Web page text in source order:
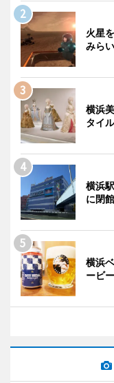
火星
みら
横浜
タイ
横浜
に閉
横浜
ービ